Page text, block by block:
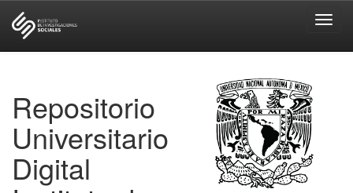
Repositorio
Universitario
Digital